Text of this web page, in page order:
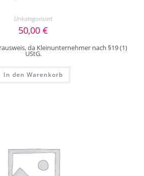
Unkategorisiert
50,00 €
da Kleinunternehmer nach §19 (1)
UStG.
In den Warenkorb